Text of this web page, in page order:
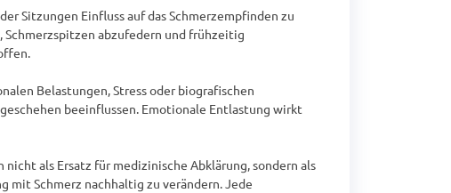
Sitzungen Einfluss auf das Schmerzempfinden zu
abzufedern und frühzeitig
Belastungen, Stress oder biografischen
beeinflussen. Emotionale Entlastung wirkt
als Ersatz für medizinische Abklärung, sondern als
mit Schmerz nachhaltig zu verändern. Jede